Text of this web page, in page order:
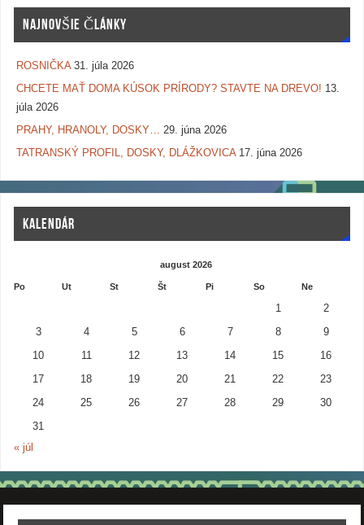
NAJNOVŠIE ČLÁNKY
ROSNIČKA 31. júla 2026
CHCETE MAŤ DOMA KÚSOK PRÍRODY? STAVTE NA DREVO! 13.
júla 2026
PRAHY, HRANOLY, DOSKY…
29. júna 2026
TATRANSKÝ PROFIL, DOSKY, DLÁŽKOVICA 17. júna 2026
KALENDÁR
august 2026
Po Ut St Št Pi So Ne
1 2
3 4 5 6 7 8 9
10 11 12 13 14 15 16
17 18 19 20 21 22 23
24 25 26 27 28 29 30
31
« júl